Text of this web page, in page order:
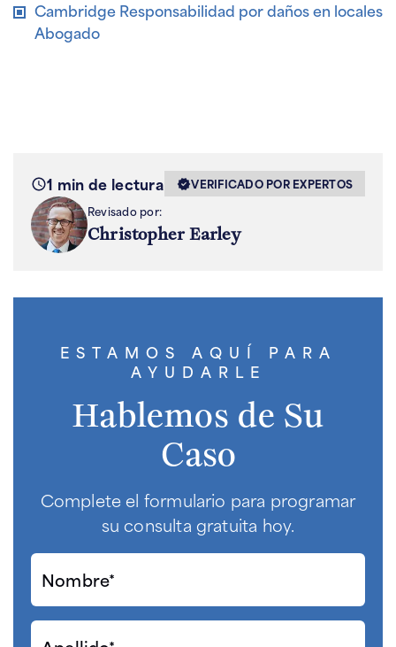
Cambridge Responsabilidad por daños en locales
Abogado
1 min de lectura
VERIFICADO POR EXPERTOS
Revisado por:
Christopher Earley
ESTAMOS AQUÍ PARA
AYUDARLE
Hablemos de Su
Caso
Complete el formulario para programar
su consulta gratuita hoy.
Nombre*
(Required)
Apellido*